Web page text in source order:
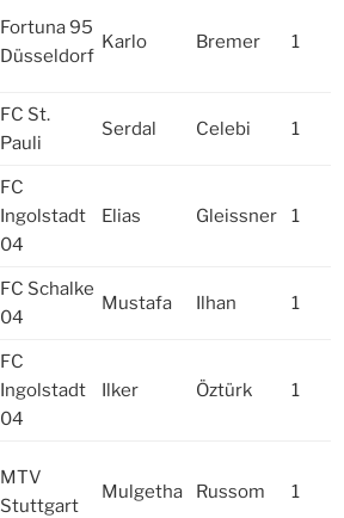
Fortuna 95
Düsseldorf
Karlo Bremer 1
FC St.
Pauli
Serdal Celebi 1
FC
Ingolstadt
04
Elias Gleissner 1
FC Schalke
04
Mustafa Ilhan 1
FC
Ingolstadt
04
Ilker Öztürk 1
MTV
Stuttgart
Mulgetha Russom 1